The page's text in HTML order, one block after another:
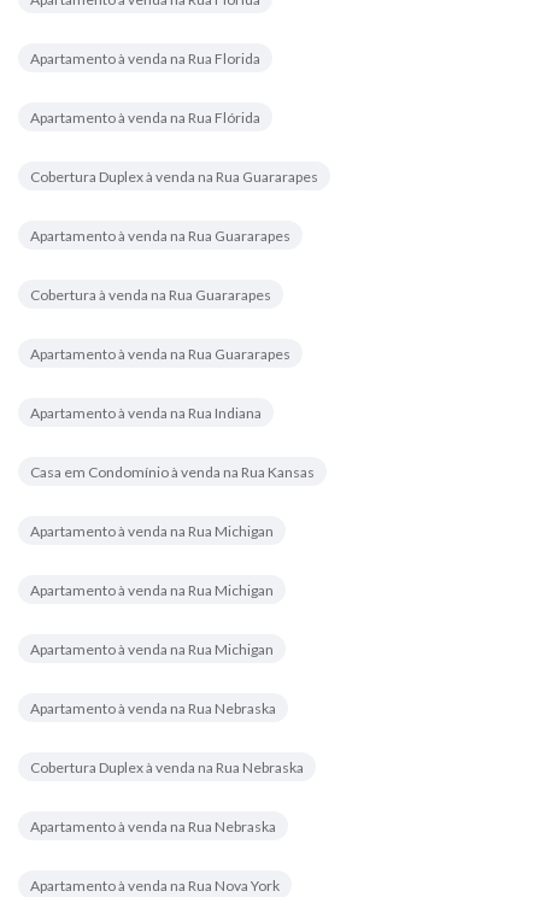
Apartamento à venda na Rua Florida
Apartamento à venda na Rua Flórida
Cobertura Duplex à venda na Rua Guararapes
Apartamento à venda na Rua Guararapes
Cobertura à venda na Rua Guararapes
Apartamento à venda na Rua Guararapes
Apartamento à venda na Rua Indiana
Casa em Condomínio à venda na Rua Kansas
Apartamento à venda na Rua Michigan
Apartamento à venda na Rua Michigan
Apartamento à venda na Rua Michigan
Apartamento à venda na Rua Nebraska
Cobertura Duplex à venda na Rua Nebraska
Apartamento à venda na Rua Nebraska
Apartamento à venda na Rua Nova York